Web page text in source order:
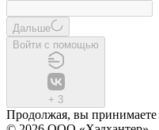
Дальше
Войти с помощью
+ 3
Продолжая, вы принимаете